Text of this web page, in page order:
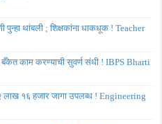
पुन्हा थांबली ; शिक्षकांना धाकधूक ! Teacher
बँकेत काम करण्याची सुवर्ण संधी ! IBPS Bharti
२ लाख १६ हजार जागा उपलब्ध ! Engineering